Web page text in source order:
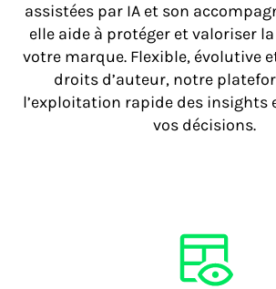
assistées par IA et son
elle aide à protéger et valoriser
votre marque. Flexible, évolutive
droits d’auteur, notre
l’exploitation rapide des insights
vos décisions.